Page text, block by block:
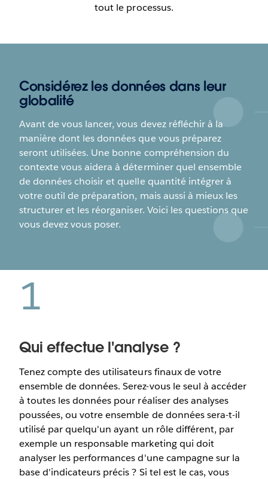
tout le processus.
Considérez les données dans leur
globalité
Avant de vous lancer, vous devez réfléchir à la
manière dont les données que vous préparez
seront utilisées. Une bonne compréhension du
contexte vous aidera à déterminer quel ensemble
de données choisir et quelle quantité intégrer à
votre outil de préparation, mais aussi à mieux les
structurer et les réorganiser. Voici les questions que
vous devez vous poser.
1
Qui effectue l'analyse ?
Tenez compte des utilisateurs finaux de votre
ensemble de données. Serez-vous le seul à accéder
à toutes les données pour réaliser des analyses
poussées, ou votre ensemble de données sera-t-il
utilisé par quelqu'un ayant un rôle différent, par
exemple un responsable marketing qui doit
analyser les performances d'une campagne sur la
base d'indicateurs précis ? Si tel est le cas, vous